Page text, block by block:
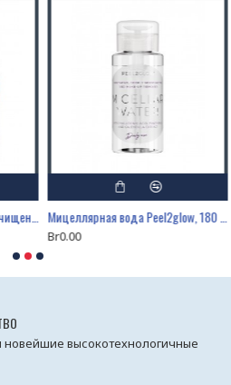
Гидрофильное масло для очищения кожи с витамином Е Harmony Мицеллярная вода Peel2glow, 180 ml
Br0.00
высокотехнологичные